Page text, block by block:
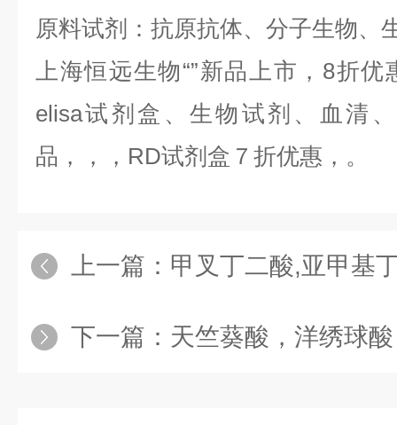
原料试剂：抗原抗体、分子生物、
上海恒远生物“”新品上市，8折优
elisa试剂盒、生物试剂、血清
品，，，RD试剂盒７折优惠，。
上一篇： 甲叉丁二酸,亚甲基
下一篇： 天竺葵酸，洋绣球酸